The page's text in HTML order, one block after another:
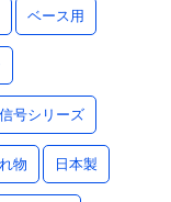
ベース用
信号シリーズ
物 日本製